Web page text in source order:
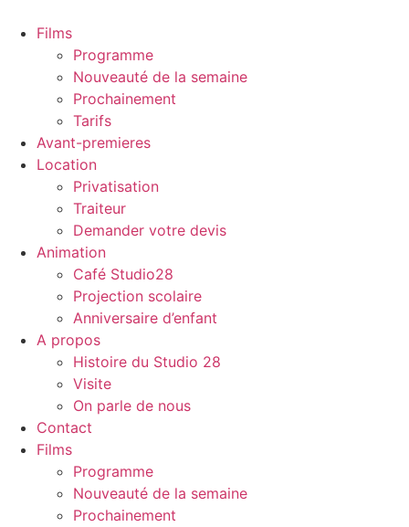
Films
Programme
Nouveauté de la semaine
Prochainement
Tarifs
Avant-premieres
Location
Privatisation
Traiteur
Demander votre devis
Animation
Café Studio28
Projection scolaire
Anniversaire d’enfant
A propos
Histoire du Studio 28
Visite
On parle de nous
Contact
Films
Programme
Nouveauté de la semaine
Prochainement